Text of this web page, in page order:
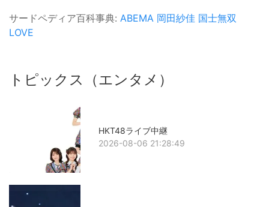
サードペディア百科事典: ABEMA 岡田紗佳 国士無双
LOVE
トピックス（エンタメ）
HKT48ライブ中継
2026-08-06 21:28:49